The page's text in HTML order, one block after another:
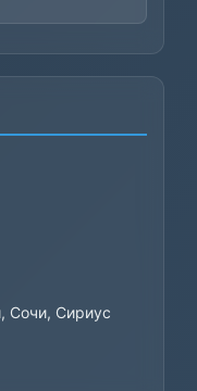
Сочи, Сириус